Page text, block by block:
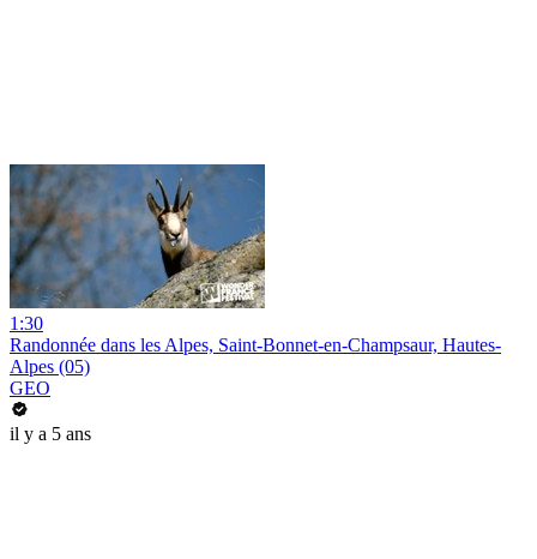
1:30
Randonnée dans les Alpes, Saint-Bonnet-en-Champsaur, Hautes-
Alpes (05)
GEO
il y a 5 ans